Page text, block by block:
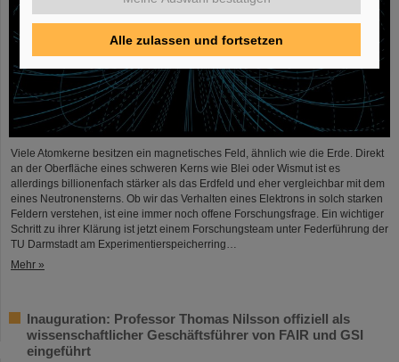
Viele Atomkerne besitzen ein magnetisches Feld, ähnlich wie die Erde. Direkt
an der Oberfläche eines schweren Kerns wie Blei oder Wismut ist es
allerdings billionenfach stärker als das Erdfeld und eher vergleichbar mit dem
eines Neutronensterns. Ob wir das Verhalten eines Elektrons in solch starken
Feldern verstehen, ist eine immer noch offene Forschungsfrage. Ein wichtiger
Schritt zu ihrer Klärung ist jetzt einem Forschungsteam unter Federführung der
TU Darmstadt am Experimentierspeicherring…
Mehr »
Inauguration: Professor Thomas Nilsson offiziell als
wissenschaftlicher Geschäftsführer von FAIR und GSI
eingeführt
Alle zulassen und fortsetzen